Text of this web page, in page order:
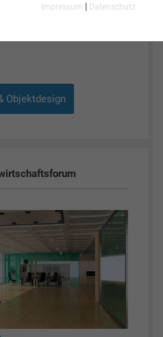
Objektdesign
Impressum | Datenschutz